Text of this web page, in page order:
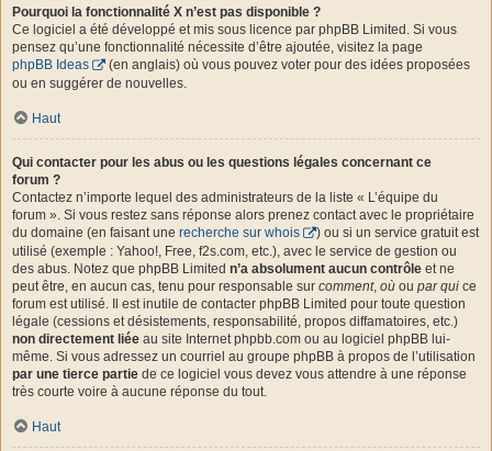
Pourquoi la fonctionnalité X n’est pas disponible ?
Ce logiciel a été développé et mis sous licence par phpBB Limited. Si vous
pensez qu’une fonctionnalité nécessite d’être ajoutée, visitez la page
phpBB Ideas
(en anglais) où vous pouvez voter pour des idées proposées
ou en suggérer de nouvelles.
Haut
Qui contacter pour les abus ou les questions légales concernant ce
forum ?
Contactez n’importe lequel des administrateurs de la liste « L’équipe du
forum ». Si vous restez sans réponse alors prenez contact avec le propriétaire
du domaine (en faisant une recherche sur whois
) ou si un service gratuit est
utilisé (exemple : Yahoo!, Free, f2s.com, etc.), avec le service de gestion ou
des abus. Notez que phpBB Limited n’a absolument aucun contrôle et ne
peut être, en aucun cas, tenu pour responsable sur comment, où ou par qui ce
forum est utilisé. Il est inutile de contacter phpBB Limited pour toute question
légale (cessions et désistements, responsabilité, propos diffamatoires, etc.)
non directement liée au site Internet phpbb.com ou au logiciel phpBB lui-
même. Si vous adressez un courriel au groupe phpBB à propos de l’utilisation
par une tierce partie de ce logiciel vous devez vous attendre à une réponse
très courte voire à aucune réponse du tout.
Haut